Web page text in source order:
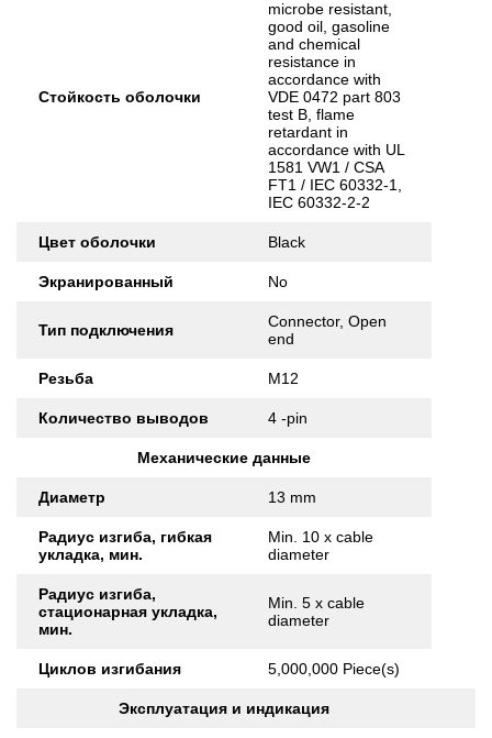
Стойкость оболочки
microbe resistant,
good oil, gasoline
and chemical
resistance in
accordance with
VDE 0472 part 803
test B, flame
retardant in
accordance with UL
1581 VW1 / CSA
FT1 / IEC 60332-1,
IEC 60332-2-2
Цвет оболочки Black
Экранированный No
Тип подключения
Connector, Open
end
Резьба M12
Количество выводов 4 -pin
Механические данные
Диаметр 13 mm
Радиус изгиба, гибкая
укладка, мин.
Min. 10 x cable
diameter
Радиус изгиба,
стационарная укладка,
мин.
Min. 5 x cable
diameter
Циклов изгибания 5,000,000 Piece(s)
Эксплуатация и индикация